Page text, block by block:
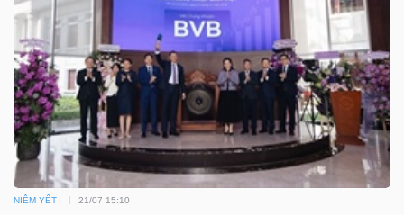
NIÊM YẾT 21/07 15:10
(-)
Bài
viết
của
tác
giả
(-)